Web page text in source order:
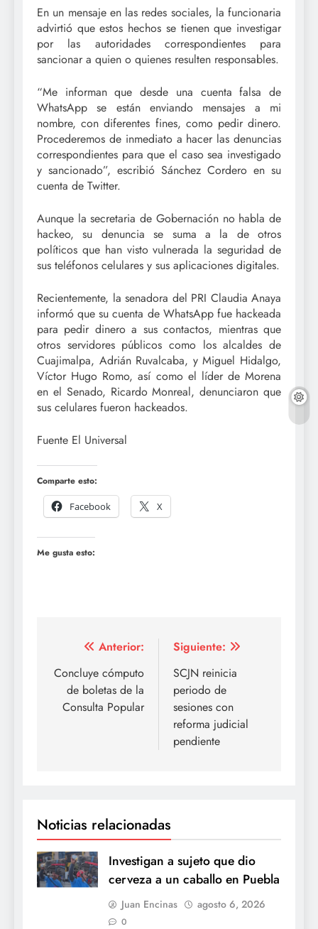
En un mensaje en las redes sociales, la funcionaria
advirtió que estos hechos se tienen que investigar
por las autoridades correspondientes para
sancionar a quien o quienes resulten responsables.
“Me informan que desde una cuenta falsa de
WhatsApp se están enviando mensajes a mi
nombre, con diferentes fines, como pedir dinero.
Procederemos de inmediato a hacer las denuncias
correspondientes para que el caso sea investigado
y sancionado”, escribió Sánchez Cordero en su
cuenta de Twitter.
Aunque la secretaria de Gobernación no habla de
hackeo, su denuncia se suma a la de otros
políticos que han visto vulnerada la seguridad de
sus teléfonos celulares y sus aplicaciones digitales.
Recientemente, la senadora del PRI Claudia Anaya
informó que su cuenta de WhatsApp fue hackeada
para pedir dinero a sus contactos, mientras que
otros servidores públicos como los alcaldes de
Cuajimalpa, Adrián Ruvalcaba, y Miguel Hidalgo,
Víctor Hugo Romo, así como el líder de Morena
en el Senado, Ricardo Monreal, denunciaron que
sus celulares fueron hackeados.
Fuente El Universal
Comparte esto:
Facebook
X
Me gusta esto:
Navegación
de
entradas
Anterior:
Concluye cómputo
de boletas de la
Consulta Popular
Siguiente:
SCJN reinicia
periodo de
sesiones con
reforma judicial
pendiente
Noticias relacionadas
Investigan a sujeto que dio
cerveza a un caballo en Puebla
Juan Encinas agosto 6, 2026
0